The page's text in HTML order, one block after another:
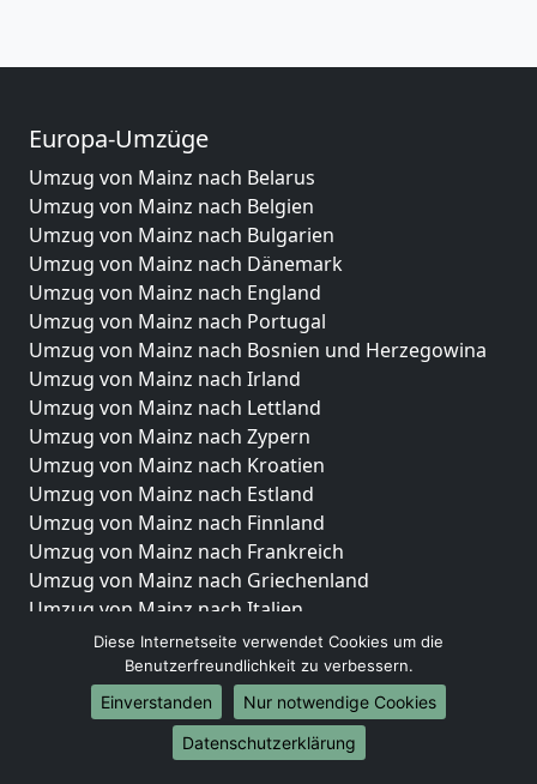
Europa-Umzüge
Umzug von Mainz nach Belarus
Umzug von Mainz nach Belgien
Umzug von Mainz nach Bulgarien
Umzug von Mainz nach Dänemark
Umzug von Mainz nach England
Umzug von Mainz nach Portugal
Umzug von Mainz nach Bosnien und Herzegowina
Umzug von Mainz nach Irland
Umzug von Mainz nach Lettland
Umzug von Mainz nach Zypern
Umzug von Mainz nach Kroatien
Umzug von Mainz nach Estland
Umzug von Mainz nach Finnland
Umzug von Mainz nach Frankreich
Umzug von Mainz nach Griechenland
Umzug von Mainz nach Italien
Umzug von Mainz nach Liechtenstein
Umzug von Mainz nach Luxemburg
Umzug von Mainz nach Niederlande
Umzug von Mainz nach Norwegen
Umzüge-Deutschlandweit
Diese Internetseite verwendet Cookies um die
Benutzerfreundlichkeit zu verbessern.
Einverstanden
Nur notwendige Cookies
Datenschutzerklärung